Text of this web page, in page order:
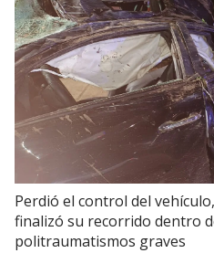
Perdió el control del
finalizó su recorrido dentro
politraumatismos graves